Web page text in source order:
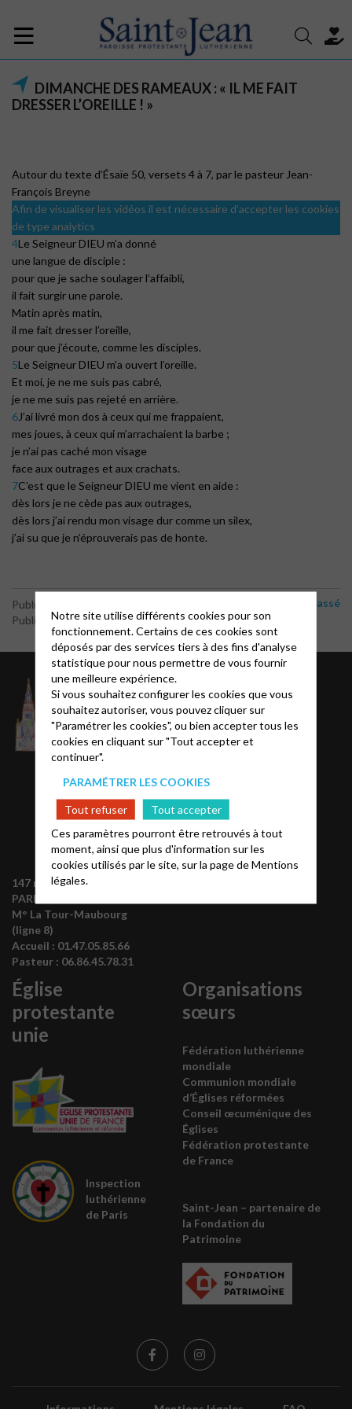
DIMANCHE DES RAMEAUX : « IL ME FAIT
DRESSER L’OREILLE ! »
Autour du texte d’Ésaïe 50, versets 4 à 7, par le pasteur Jean-
François Breyne
Afin de visualiser les vidéos il est nécessaire d'accepter les cookies
de type analytics
4Le Seigneur DIEU m’a donné
une langue de disciple :
pour que je sache soulager l’affaibli,
il fait surgir une parole.
Matin après matin,
il me fait dresser l’oreille,
pour que j’écoute, comme les disciples.
5Le Seigneur DIEU m’a ouvert l’oreille.
Et moi, je ne me suis pas cabré,
je ne me suis pas rejeté en arrière.
6J’ai livré mon dos à ceux qui me frappaient,
mes joues, à ceux qui m’arrachaient la barbe ;
je n’ai pas caché mon visage
face aux outrages et aux crachats.
7C’est que le Seigneur DIEU me vient en aide :
dès lors je ne cède pas aux outrages,
dès lors j’ai rendu mon visage dur comme un silex,
j’ai su que je n’éprouverais pas de honte.
Publié le 28 mars 2021
Publié par le webmaster
Non classé
147 rue de Grenelle 75007
PARIS
M° La Tour-Maubourg
(ligne 8)
Accueil : 01.47.05.85.66
Pasteur : 06.86.45.78.31
À propos
Conseil Presbytéral
La pasteur
Église
protestante
unie
Inspection
luthérienne
de Paris
Organisations
sœurs
Fédération luthérienne
mondiale
Communion mondiale
d’Églises réformées
Conseil œcuménique des
Églises
Fédération protestante
de France
Saint-Jean – partenaire de
la Fondation du
Patrimoine
Notre site utilise différents cookies pour son
fonctionnement. Certains de ces cookies sont
déposés par des services tiers à des fins d'analyse
statistique pour nous permettre de vous fournir
une meilleure expérience.
Si vous souhaitez configurer les cookies que vous
souhaitez autoriser, vous pouvez cliquer sur
"Paramétrer les cookies", ou bien accepter tous les
cookies en cliquant sur "Tout accepter et
continuer".
PARAMÉTRER LES COOKIES
Tout refuser
Tout accepter
Ces paramètres pourront être retrouvés à tout
moment, ainsi que plus d'information sur les
cookies utilisés par le site, sur la page deMentions
légales.